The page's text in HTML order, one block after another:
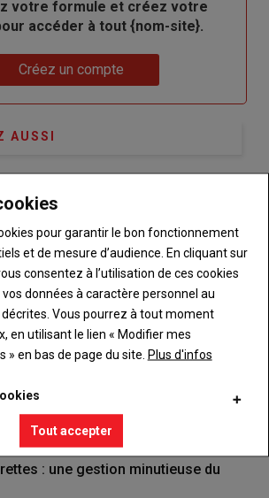
votre formule et créez votre
accéder à tout {nom-site}.
Créez un compte
AUSSI
: une gestion minutieuse du
pour garantir le bon fonctionnement
et de mesure d’audience. En cliquant sur
consentez à l’utilisation de ces cookies
données à caractère personnel au
Vous pourrez à tout moment
en utilisant le lien « Modifier mes
en bas de page du site. Plus d'infos
Tout accepter